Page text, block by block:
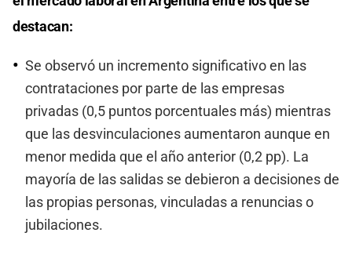
destacan:
Se observó un incremento significativo en las
contrataciones por parte de las empresas
privadas (0,5 puntos porcentuales más) mientras
que las desvinculaciones aumentaron aunque en
menor medida que el año anterior (0,2 pp). La
mayoría de las salidas se debieron a decisiones de
las propias personas, vinculadas a renuncias o
jubilaciones.